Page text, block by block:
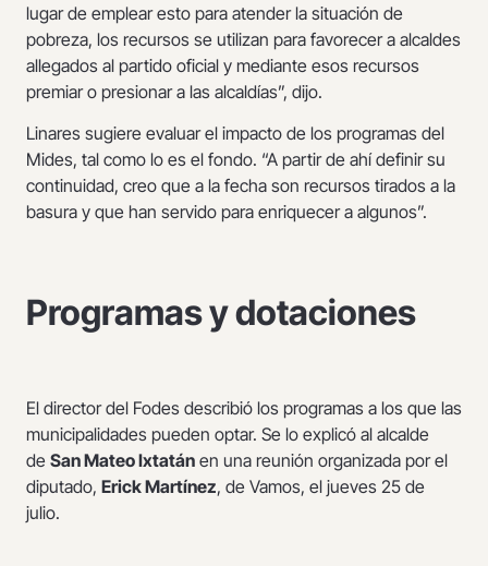
lugar de emplear esto para atender la situación de
pobreza, los recursos se utilizan para favorecer a alcaldes
allegados al partido oficial y mediante esos recursos
premiar o presionar a las alcaldías”, dijo.
Linares sugiere evaluar el impacto de los programas del
Mides, tal como lo es el fondo. “A partir de ahí definir su
continuidad, creo que a la fecha son recursos tirados a la
basura y que han servido para enriquecer a algunos”.
Programas y dotaciones
El director del Fodes describió los programas a los que las
municipalidades pueden optar. Se lo explicó al alcalde
de San Mateo Ixtatán en una reunión organizada por el
diputado, Erick Martínez, de Vamos, el jueves 25 de
julio.